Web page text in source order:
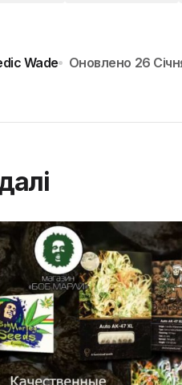
Wade Оновлено 26